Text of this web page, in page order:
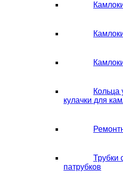
Кольца
кулачки для
Трубки
патрубков